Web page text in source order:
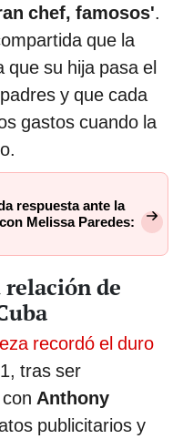
chef, famosos'.
que la
que su hija pasa el
y que cada
gastos cuando la
respuesta ante la
Melissa Paredes:
relación de
recordó el duro
tras ser
Anthony
publicitarios y